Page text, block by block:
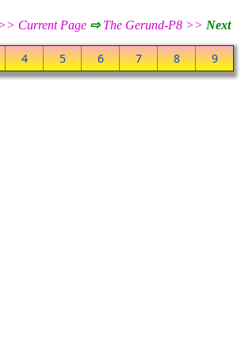
Current Page ⇨The Gerund-P8 >> Next
4 5 6 7 8 9